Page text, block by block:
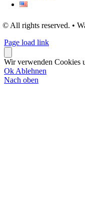
© All rights reserved. •
Page load link
Wir verwenden Cookies
Ok Ablehnen
Nach oben